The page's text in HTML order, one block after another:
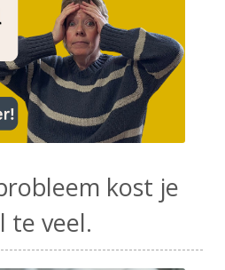
kost je
te veel.